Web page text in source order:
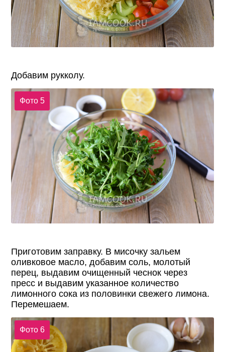
Добавим рукколу.
Фото 5
Приготовим заправку. В мисочку зальем
оливковое масло, добавим соль, молотый
перец, выдавим очищенный чеснок через
пресс и выдавим указанное количество
лимонного сока из половинки свежего лимона.
Перемешаем.
Фото 6